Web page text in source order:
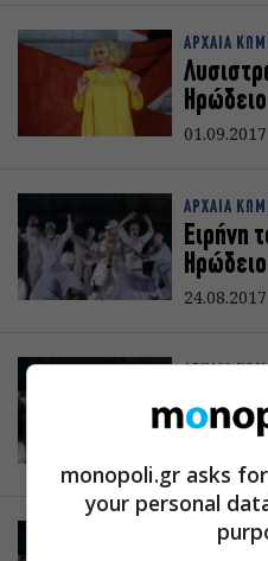
ΑΡΧΑΙΑ
Ηρώδειο
01.09.2017
ΑΡΧΑΙΑ
Ειρήνη
Ηρώδειο
24.08.2017
Ειρήνη
Ηρώδειο
24.08.2017
ΑΡΧΑΙΑ
monopoli.gr asks
your personal